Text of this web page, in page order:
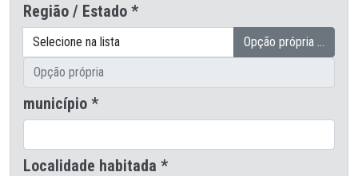
Região / Estado *
Opção própria …
município *
Localidade habitada *